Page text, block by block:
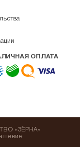
ОПЛАТА
«ЗЁРНА»